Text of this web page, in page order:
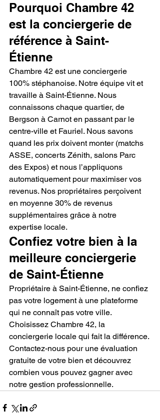
Pourquoi Chambre 42
est la conciergerie de
référence à Saint-
Étienne
Chambre 42 est une conciergerie
100% stéphanoise. Notre équipe vit et
travaille à Saint-Étienne. Nous
connaissons chaque quartier, de
Bergson à Carnot en passant par le
centre-ville et Fauriel. Nous savons
quand les prix doivent monter (matchs
ASSE, concerts Zénith, salons Parc
des Expos) et nous l’appliquons
automatiquement pour maximiser vos
revenus. Nos propriétaires perçoivent
en moyenne 30% de revenus
supplémentaires grâce à notre
expertise locale.
Confiez votre bien à la
meilleure conciergerie
de Saint-Étienne
Propriétaire à Saint-Étienne, ne confiez
pas votre logement à une plateforme
qui ne connaît pas votre ville.
Choisissez Chambre 42, la
conciergerie locale qui fait la différence.
Contactez-nous pour une évaluation
gratuite de votre bien et découvrez
combien vous pouvez gagner avec
notre gestion professionnelle.